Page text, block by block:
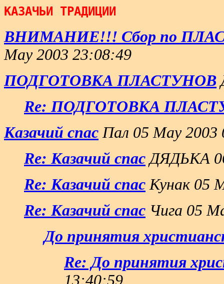
КАЗАЧЬИ ТРАДИЦИИ
ВНИМАНИЕ!!! Сбор по
May 2003 23:08:49
ПОДГОТОВКА ПЛАСТУНОВ
Re: ПОДГОТОВКА
Казачий спас Пал 05 May 2003
Re: Казачий спас ДЯДЬКА
Re: Казачий спас Кунак 05
Re: Казачий спас Чига 05
До принятия
Re: До принятия
13:40:59